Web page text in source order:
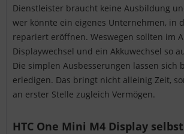
Dienstleister braucht keine Ausbildung
wer könnte ein eigenes Unternehmen, in
repariert eröffnen. Weswegen sollten im
Displaywechsel und ein Akkuwechsel so
Die simplen Ausbesserungen lassen sich
erledigen. Das bringt nicht alleinig Zeit,
an erster Stelle zugleich Vermögen.
HTC One Mini M4 Display